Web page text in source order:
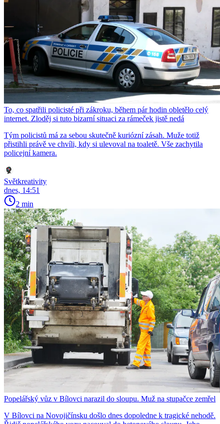
To, co spatřili policisté při zákroku, během pár hodin obletělo celý
internet. Zloděj si tuto bizarní situaci za rámeček jistě nedá
Tým policistů má za sebou skutečně kuriózní zásah. Muže totiž
přistihli právě ve chvíli, kdy si ulevoval na toaletě. Vše zachytila
policejní kamera.
Světkreativity
dnes, 14:51
2 min
Popelářský vůz v Bílovci narazil do sloupu. Muž na stupačce zemřel
V Bílovci na Novojičínsku došlo dnes dopoledne k tragické nehodě.